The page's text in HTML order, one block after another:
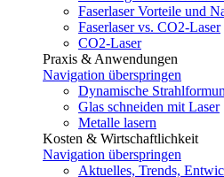
Faserlaser Vorteile und
Faserlaser vs. CO2-Laser
CO2-Laser
Praxis & Anwendungen
Navigation überspringen
Dynamische
Glas schneiden mit Laser
Metalle lasern
Kosten & Wirtschaftlichkeit
Navigation überspringen
Aktuelles, Trends,